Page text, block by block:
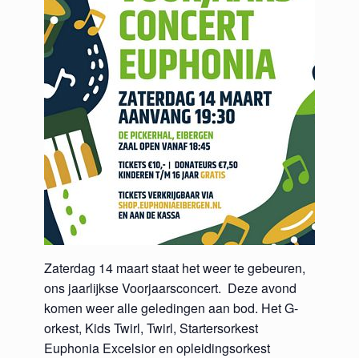
Zaterdag 14 maart staat het weer te gebeuren,
ons jaarlijkse Voorjaarsconcert. Deze avond
komen weer alle geledingen aan bod. Het G-
orkest, Kids Twirl, Twirl, Startersorkest
Euphonia Excelsior en opleidingsorkest